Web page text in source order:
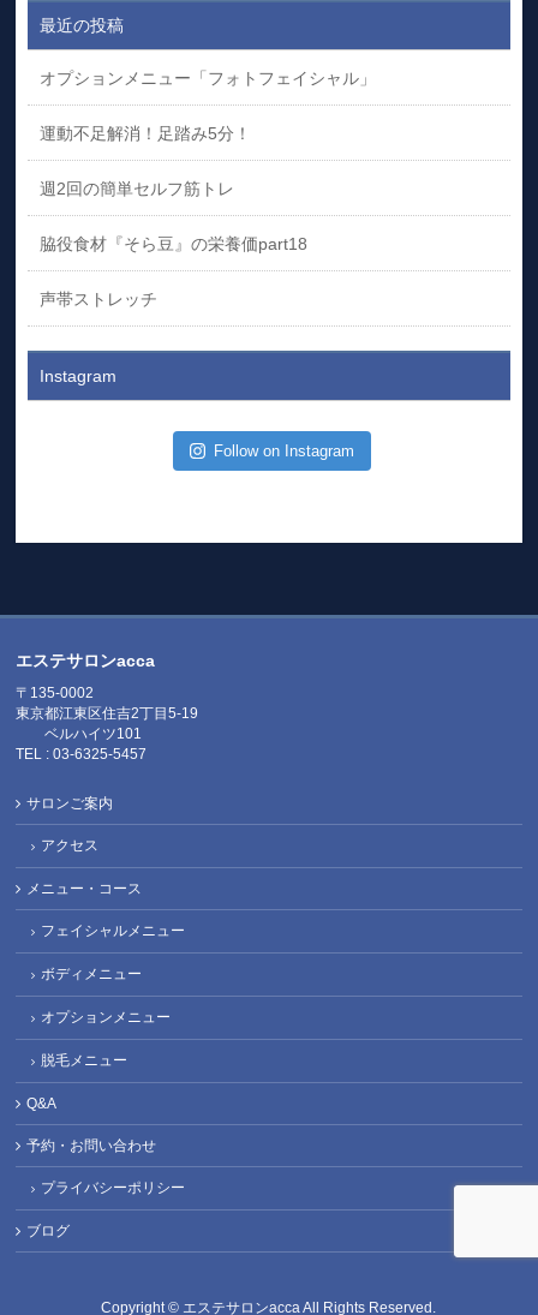
最近の投稿
オプションメニュー「フォトフェイシャル」
運動不足解消！足踏み5分！
週2回の簡単セルフ筋トレ
脇役食材『そら豆』の栄養価part18
声帯ストレッチ
Instagram
Follow on Instagram
エステサロンacca
〒135-0002
東京都江東区住吉2丁目5-19
ベルハイツ101
TEL : 03-6325-5457
サロンご案内
アクセス
メニュー・コース
フェイシャルメニュー
ボディメニュー
オプションメニュー
脱毛メニュー
Q&A
予約・お問い合わせ
プライバシーポリシー
ブログ
Copyright © エステサロンaccaAll Rights Reserved.